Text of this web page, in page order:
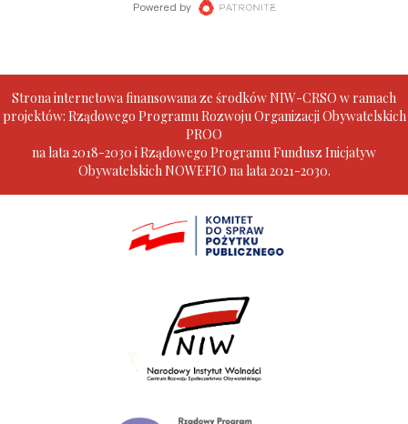
Strona internetowa finansowana ze środków NIW-CRSO w ramach
projektów: Rządowego Programu Rozwoju Organizacji Obywatelskich
PROO
na lata 2018-2030 i Rządowego Programu Fundusz Inicjatyw
Obywatelskich NOWEFIO na lata 2021-2030.